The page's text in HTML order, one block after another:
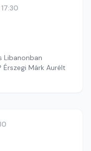
17:30
Libanonban
Márk Aurélt